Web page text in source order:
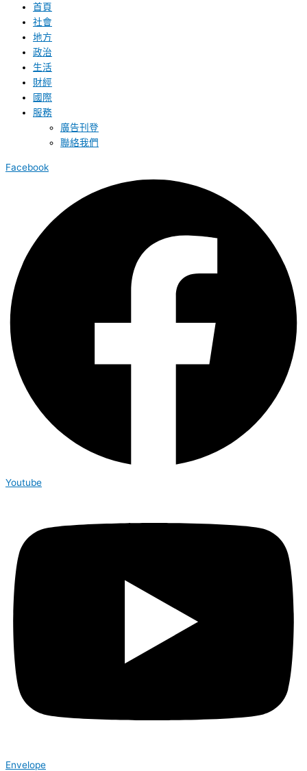
首頁
社會
地方
政治
生活
財經
國際
服務
廣告刊登
聯絡我們
Facebook
Youtube
Envelope